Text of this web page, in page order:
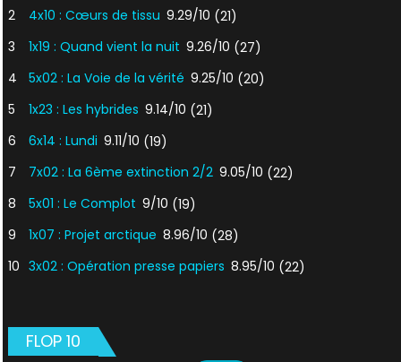
2
4x10 : Cœurs de tissu 9.29/10 (21)
3
1x19 : Quand vient la nuit 9.26/10 (27)
4
5x02 : La Voie de la vérité 9.25/10 (20)
5
1x23 : Les hybrides 9.14/10 (21)
6
6x14 : Lundi 9.11/10 (19)
7
7x02 : La 6ème extinction 2/2 9.05/10 (22)
8
5x01 : Le Complot 9/10 (19)
9
1x07 : Projet arctique 8.96/10 (28)
10 3x02 : Opération presse papiers 8.95/10 (22)
FLOP 10